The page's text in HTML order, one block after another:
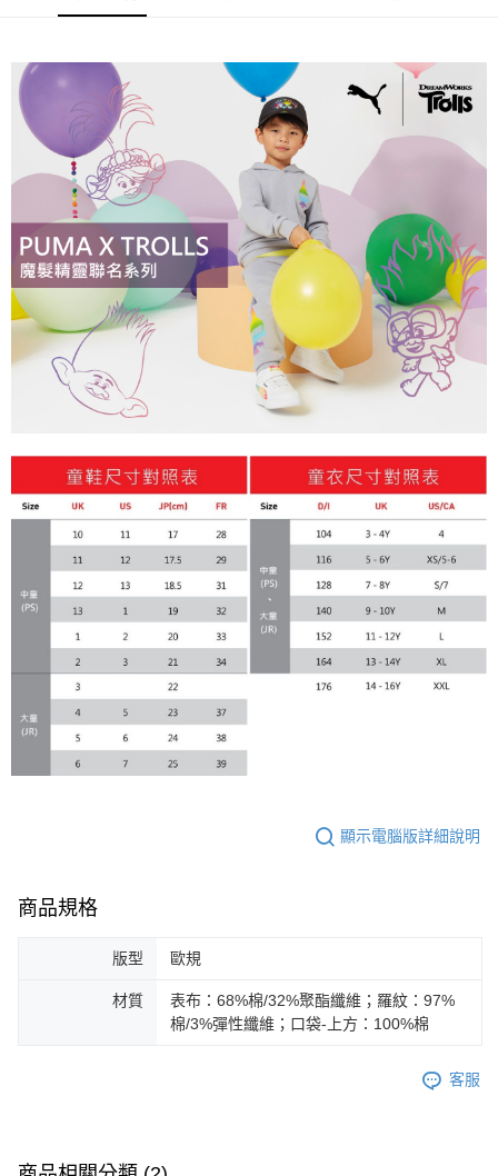
每筆NT$150，滿NT$1,800(含以上)免運費
顯示電腦版詳細說明
商品規格
版型 歐規
材質
表布：68%棉/32%聚酯纖維；羅紋：97%
棉/3%彈性纖維；口袋-上方：100%棉
客服